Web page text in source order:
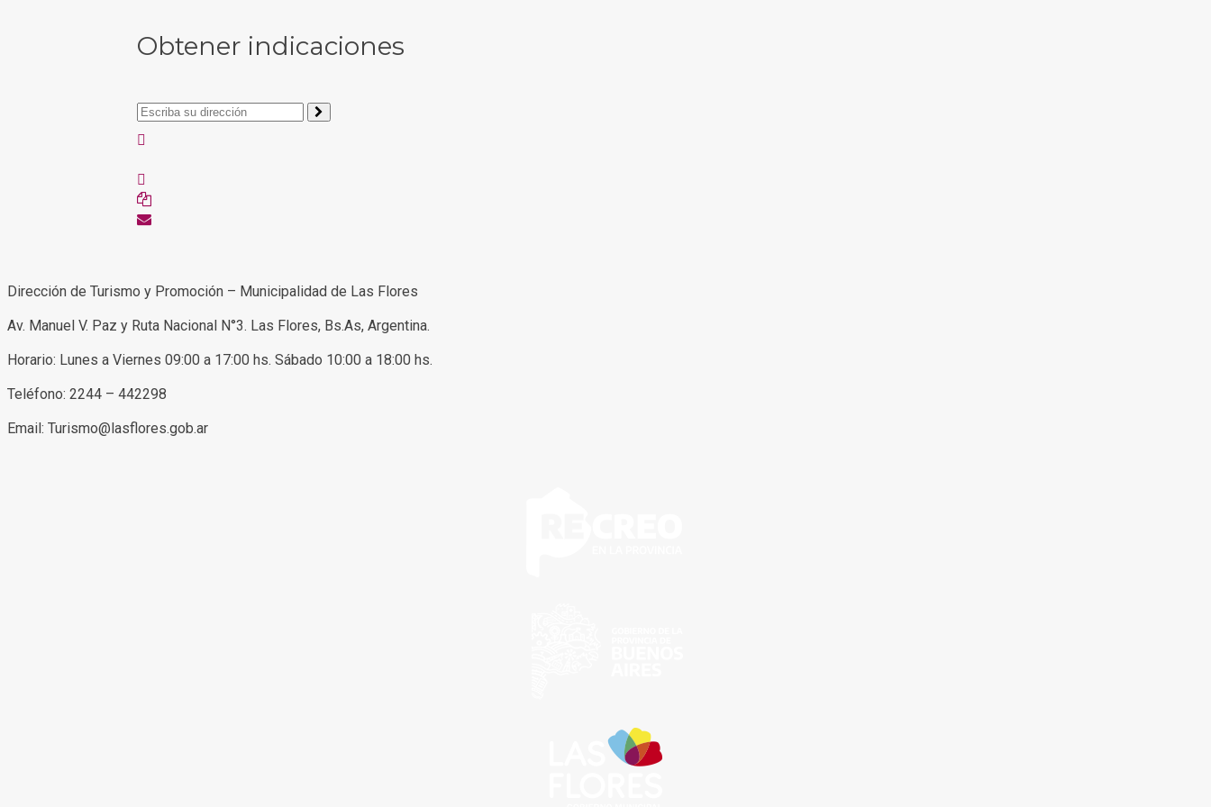
Obtener indicaciones
Dirección de Turismo y Promoción – Municipalidad de Las Flores
Av. Manuel V. Paz y Ruta Nacional N°3. Las Flores, Bs.As, Argentina.
Horario: Lunes a Viernes 09:00 a 17:00 hs. Sábado 10:00 a 18:00 hs.
Teléfono: 2244 – 442298
Email: Turismo@lasflores.gob.ar